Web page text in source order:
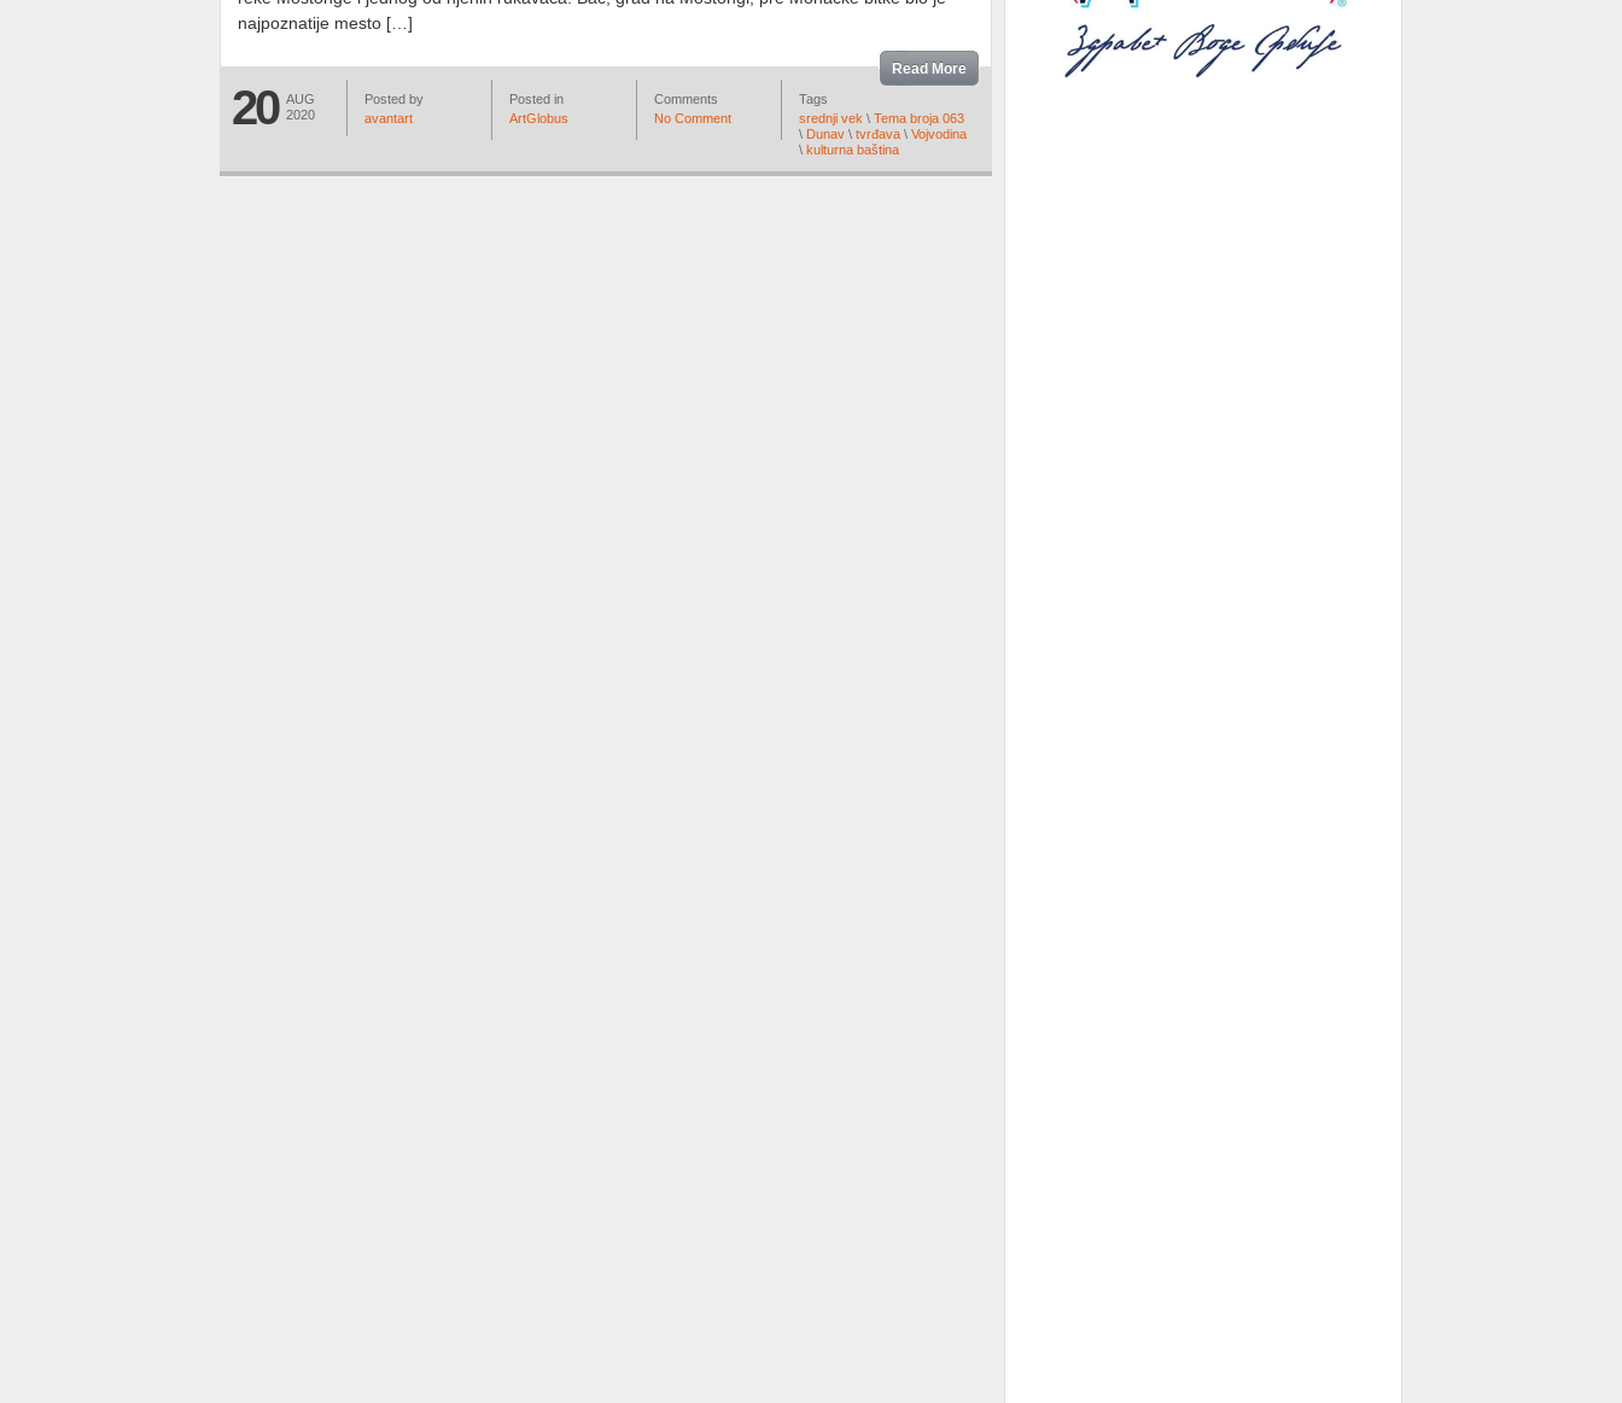
najpoznatije mesto […]
20 AUG
2020
Posted by
avantart
Posted in
ArtGlobus
Comments
No Comment
Tags
srednji vek \ Tema broja 063
\ Dunav \ tvrđava \ Vojvodina
\ kulturna baština
Read More